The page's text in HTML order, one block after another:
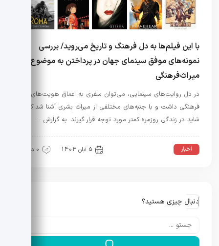
با این فیلم‌ها به دل فرهنگ‌ و تاریخ‌ می‌روید/ بررسی
نمونه‌های موفق سینمای جهان در پرداختن به موضوع
میراث‌فرهنگی
در دل روایت‌های سینمایی، می‌توان سفری به اعماق هویت‌های
فرهنگی داشت و با جنبه‌های مختلفی از میراث بشری آشنا شد که
شاید در زندگی روزمره کمتر مورد توجه قرار گیرند. به گزارش …
اخبار 5 آبان 1403 0 دیدگاه
دنبال چیزی هستید؟